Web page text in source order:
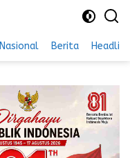
Nasional Berita Headline